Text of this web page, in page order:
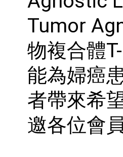
Tumor
物複合體T-
能為婦癌
者帶來希
邀各位會